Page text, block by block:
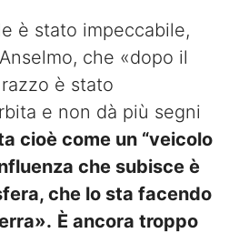
è stato impeccabile,
che «dopo il
è stato
e non dà più segni
cioè come un “veicolo
che subisce è
che lo sta facendo
È ancora troppo